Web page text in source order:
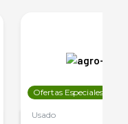
Ofertas Especiales
Usado